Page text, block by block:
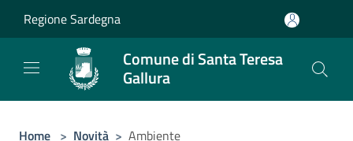
Regione Sardegna
Comune di Santa Teresa
Gallura
Home > Novità > Ambiente